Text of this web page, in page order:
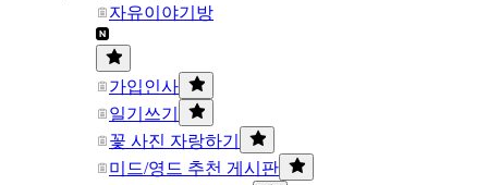
자유이야기방
가입인사
일기쓰기
꽃 사진 자랑하기
미드/영드 추천 게시판